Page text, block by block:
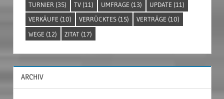
TURNIER (35) TV (11) UMFRAGE (13) UPDATE (11)
VERKÄUFE (10) VERRÜCKTES (15) VERTRÄGE (10)
WEGE (12) ZITAT (17)
ARCHIV